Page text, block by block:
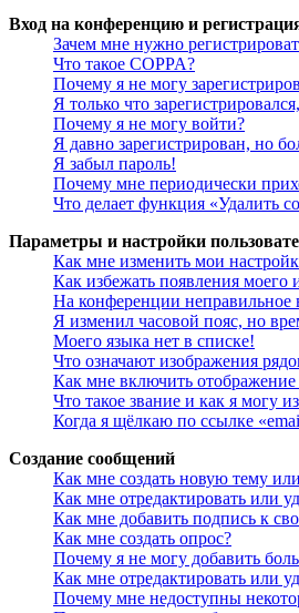
Вход на конференцию и
Зачем мне нужно
Что такое COPPA?
Почему я не могу
Я только что
Почему я не могу войти?
Я давно зарегистрирован, но
Я забыл пароль!
Почему мне периодически
Что делает функция «Удалить
Параметры и настройки
Как мне изменить мои
Как избежать появления моего
На конференции неправильное
Я изменил часовой пояс, но
Моего языка нет в списке!
Что означают изображения
Как мне включить отображение
Что такое звание и как я могу
Когда я щёлкаю по ссылке
Создание сообщений
Как мне создать новую тему
Как мне отредактировать или
Как мне добавить подпись к
Как мне создать опрос?
Почему я не могу добавить
Как мне отредактировать или
Почему мне недоступны